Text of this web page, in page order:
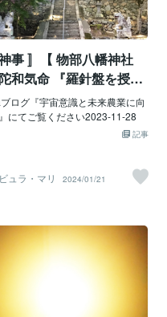
事 〛【 物部八幡神社
和気命 『羅針盤を授か
ログ『宇宙意識と未来農業に向
にてご覧ください2023-11-28
記事
ュラ・マリ
2024/01/21